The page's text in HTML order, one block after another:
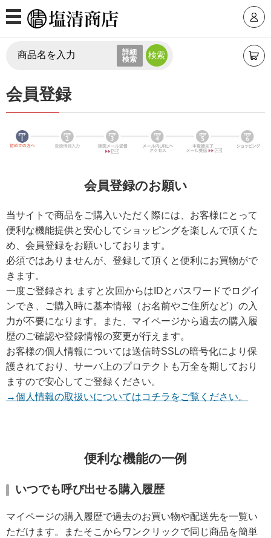
詳細
検索
ログインID
初めての方へ
新規会員登録
MENU
モダン仏壇
上置仏壇 台付仏壇
仏壇価格帯から選ぶ
30万円台 20万円台
10万円台 10万円未満
仏具
具足セット りん関連
神棚
一社神棚 箱神棚
三社神棚 五社神棚
一社神棚
三社神棚 五社神棚
会員登録
会員登録のお願い
当サイトで商品をご購入いただく際には、お客様にとって
便利な機能提供と安心してショッピングを楽しんで頂くた
め、会員登録をお願いしております。
必須ではありませんが、登録して頂くと便利にお買物がで
きます。
一度ご登録され ますと次回からはIDとパスワードでログイ
ンでき、ご購入時に基本情報（お名前やご住所など）の入
力が不要になります。また、マイページから過去の購入履
歴のご確認や登録情報の変更が行えます。
お客様の個人情報については送信時SSLの暗号化により保
護されており、サーバ上のプロテクトも万全を期しており
ますので安心してご登録ください。
→個人情報の取扱いについてはコチラをご覧ください。
便利な機能の一例
いつでも呼び出せる購入履歴
マイページの購入履歴で過去のお買い物や配送先を一覧い
ただけます。またそこからワンクリックで同じ商品を簡単